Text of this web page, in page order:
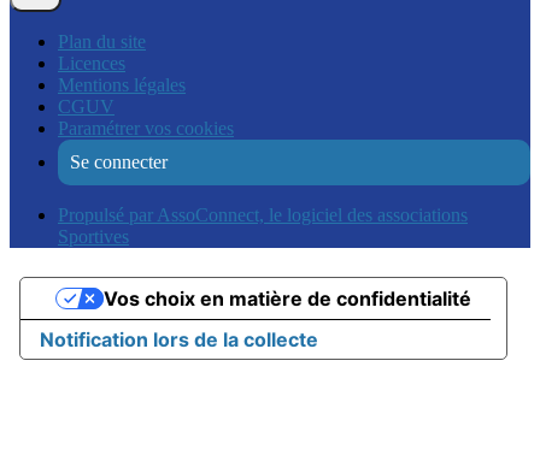
Plan du site
Licences
Mentions légales
CGUV
Paramétrer vos cookies
Se connecter
Propulsé par AssoConnect, le logiciel des associations
Sportives
Notification lors de la collecte
Vos choix en matière de confidentialité